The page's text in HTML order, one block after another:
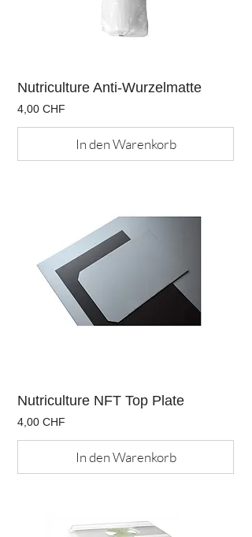
Nutriculture Anti-Wurzelmatte
Preis
4,00 CHF
In den Warenkorb
Nutriculture NFT Top Plate
Preis
4,00 CHF
In den Warenkorb